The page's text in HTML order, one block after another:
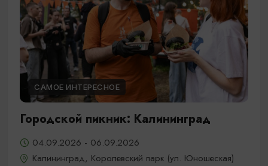
САМОЕ ИНТЕРЕСНОЕ
Городской пикник: Калининград
04.09.2026 - 06.09.2026
Калининград, Королевский парк (ул. Юношеская)